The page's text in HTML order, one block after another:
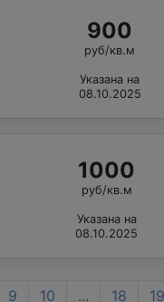
900
руб/кв.м
Указана на
08.10.2025
1000
руб/кв.м
Указана на
08.10.2025
9 10 ... 18 19